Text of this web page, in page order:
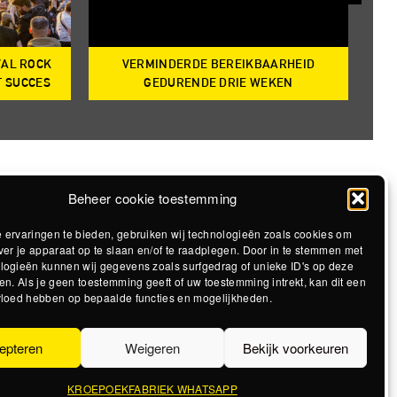
Beheer cookie toestemming
ervaringen te bieden, gebruiken wij technologieën zoals cookies om
je apparaat op te slaan en/of te raadplegen. Door in te stemmen met
kunnen wij gegevens zoals surfgedrag of unieke ID's op deze
Als je geen toestemming geeft of uw toestemming intrekt, kan dit een
hebben op bepaalde functies en mogelijkheden.
Weigeren Bekijk voorkeuren
KROEPOEKFABRIEK WHATSAPP
ROCK
SUCCES
VERMINDERDE BEREIKBAARHEID
GEDURENDE DRIE WEKEN